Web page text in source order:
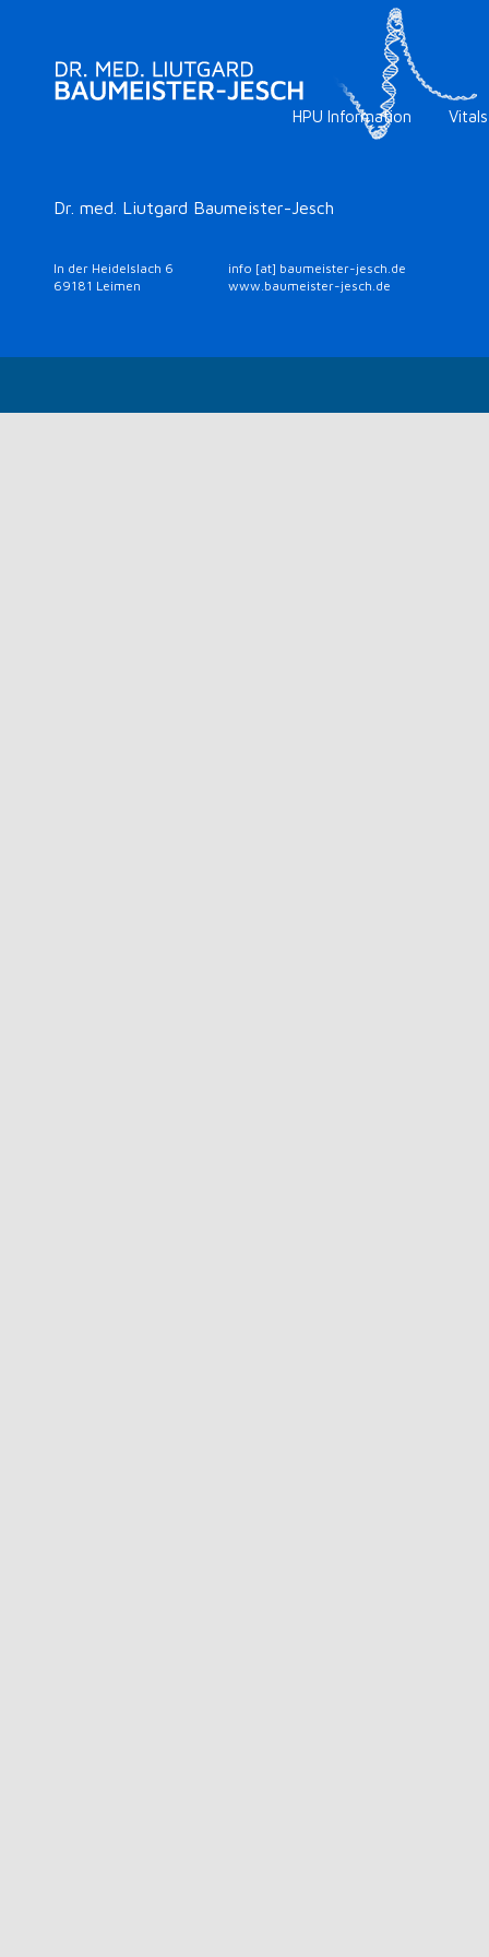
HPU Information
Dr. med. Liutgard Baumeister-Jesch
In der Heidelslach 6
69181 Leimen
info [at] baumeister-jesch.de
www.baumeister-jesch.de